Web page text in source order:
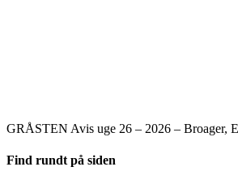
GRÅSTEN Avis uge 26 – 2026 – Broager,
Find rundt på siden